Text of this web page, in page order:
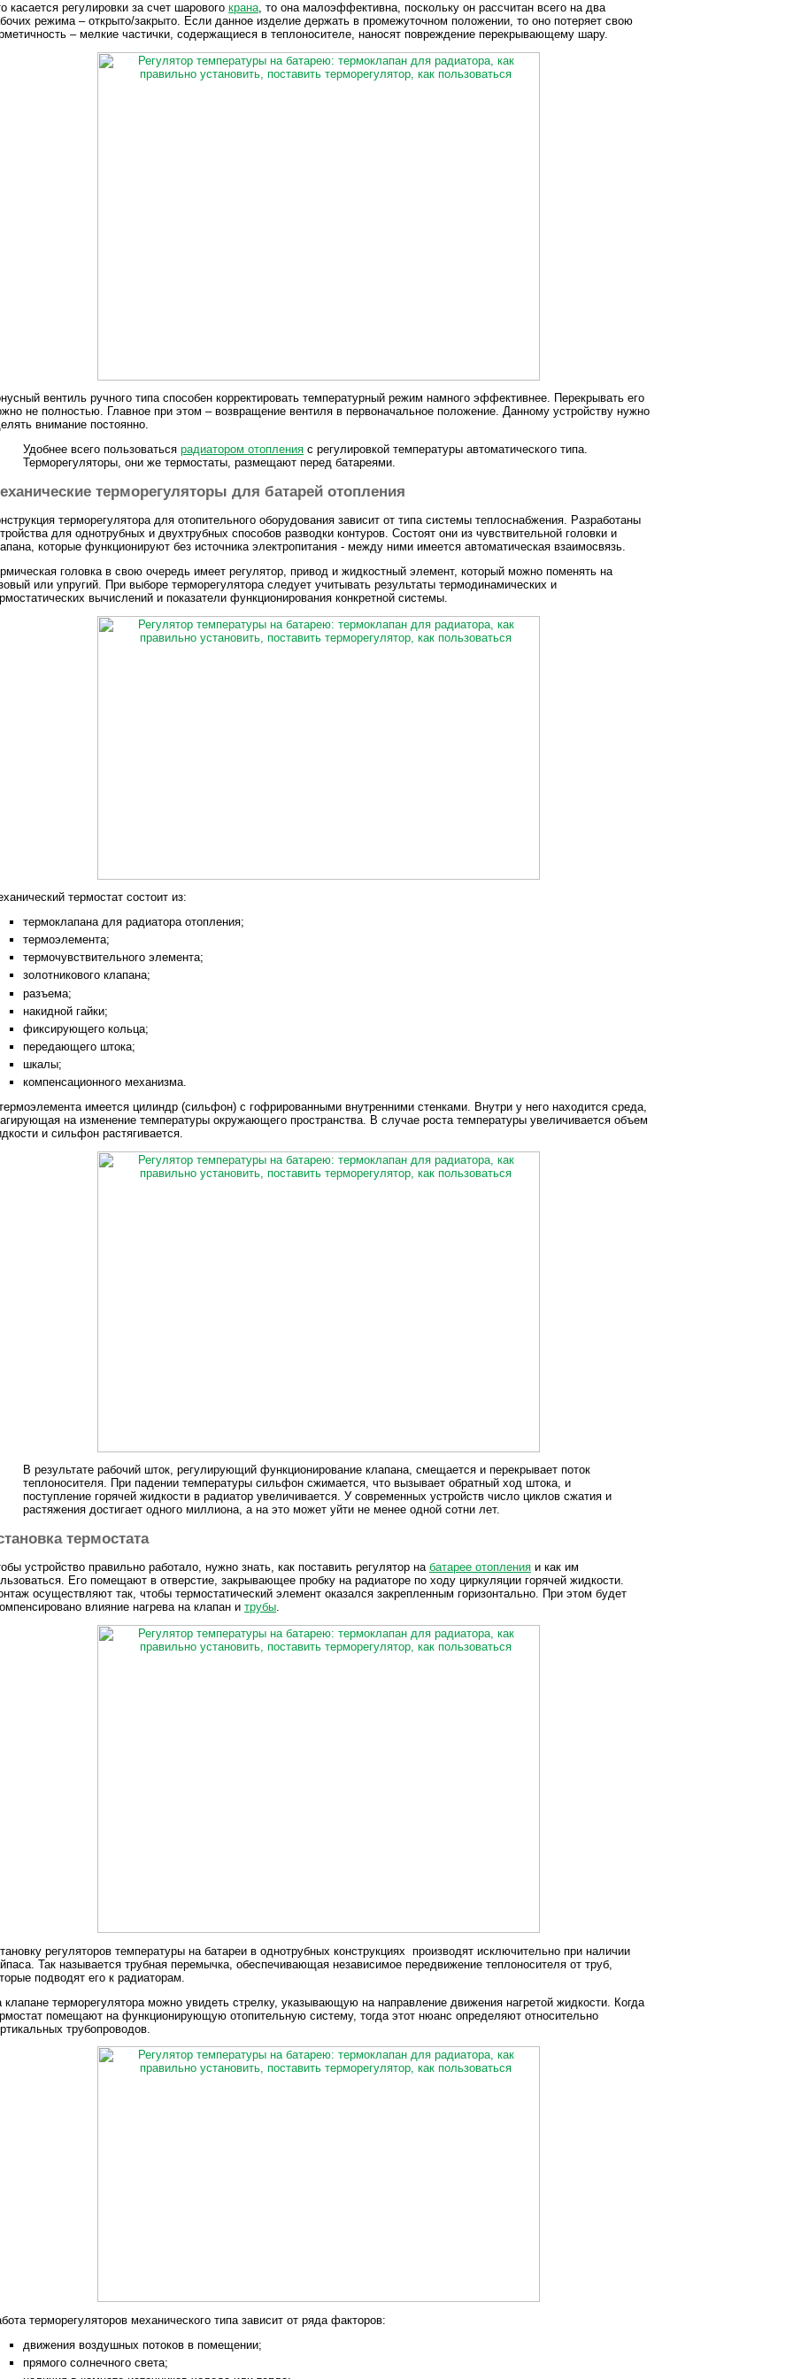
касается регулировки за счет шарового крана , то она малоэффективна, поскольку он рассчитан всего на два
режима – открыто/закрыто. Если данное изделие держать в промежуточном положении, то оно потеряет свою
– мелкие частички, содержащиеся в теплоносителе, наносят повреждение перекрывающему шару.
вентиль ручного типа способен корректировать температурный режим намного эффективнее. Перекрывать его
не полностью. Главное при этом – возвращение вентиля в первоначальное положение. Данному устройству нужно
внимание постоянно.
Удобнее всего пользоваться радиатором отопления с регулировкой температуры автоматического типа.
Терморегуляторы, они же термостаты, размещают перед батареями.
терморегуляторы для батарей отопления
терморегулятора для отопительного оборудования зависит от типа системы теплоснабжения. Разработаны
для однотрубных и двухтрубных способов разводки контуров. Состоят они из чувствительной головки и
которые функционируют без источника электропитания - между ними имеется автоматическая взаимосвязь.
головка в свою очередь имеет регулятор, привод и жидкостный элемент, который можно поменять на
или упругий. При выборе терморегулятора следует учитывать результаты термодинамических и
вычислений и показатели функционирования конкретной системы.
термостат состоит из:
термоклапана для радиатора отопления;
термоэлемента;
термочувствительного элемента;
золотникового клапана;
разъема;
накидной гайки;
фиксирующего кольца;
передающего штока;
шкалы;
компенсационного механизма.
имеется цилиндр (сильфон) с гофрированными внутренними стенками. Внутри у него находится среда,
на изменение температуры окружающего пространства. В случае роста температуры увеличивается объем
и сильфон растягивается.
В результате рабочий шток, регулирующий функционирование клапана, смещается и перекрывает поток
теплоносителя. При падении температуры сильфон сжимается, что вызывает обратный ход штока, и
поступление горячей жидкости в радиатор увеличивается. У современных устройств число циклов сжатия и
растяжения достигает одного миллиона, а на это может уйти не менее одной сотни лет.
термостата
устройство правильно работало, нужно знать, как поставить регулятор на батарее отопления и как им
Его помещают в отверстие, закрывающее пробку на радиаторе по ходу циркуляции горячей жидкости.
осуществляют так, чтобы термостатический элемент оказался закрепленным горизонтально. При этом будет
влияние нагрева на клапан и трубы.
регуляторов температуры на батареи в однотрубных конструкциях производят исключительно при наличии
Так называется трубная перемычка, обеспечивающая независимое передвижение теплоносителя от труб,
подводят его к радиаторам.
клапане терморегулятора можно увидеть стрелку, указывающую на направление движения нагретой жидкости. Когда
помещают на функционирующую отопительную систему, тогда этот нюанс определяют относительно
трубопроводов.
терморегуляторов механического типа зависит от ряда факторов:
движения воздушных потоков в помещении;
прямого солнечного света;